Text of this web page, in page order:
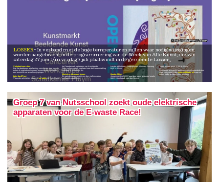
LOSSER
worden aangebracht in de programmering van de Week van Alle Kunst, die van
zaterdag 27 juni t/m vrijdag 3 juli plaatsvindt in de gemeente Losser.
Veiligheid voor alles
Dat kan betekenen afgelasting, verschuiven naar nieuwe
datum of verplaatsen naar een binnenlocatie. Hieronder
een overzicht van actuele wijzigingen.
Zaterdag 27 juni
Volgende activiteiten komen tevervallen: de Kunstmarkt,
het Torenbezoek, optredens van Kunstbende
Deze zullen worden verplaatst naar de Boerenmarkt op
zaterdag 26 september a.s.
—
Muziek en dans naar binnen
De optredens van Muziek en dans zullen worden
verplaatst naar binnen.
Locatie bibliotheek, Raadhuisplein 1 Losser. Aanvang
blijft 14.30 uur.
Zondag 28 juni
Jongerenfestival LOS! gaat door op de geplande locatie
(MAN Nilantspad) maar dan binnen.
Tijden blijven gelijk 12.00-16.00 uur.
—
De overige activiteiten gaan voorlopig onveranderd door
maar check regelmatigwww.waklosser.nlwaar we
indien nodig updates zullen plaatsen.
Fundament Losser
Groep 7 van Nutsschool zoekt oude elektrische
apparaten voor de E-waste Race!